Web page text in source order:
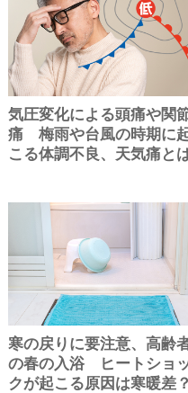
気圧変化による頭痛や関
痛 梅雨や台風の時期に
こる体調不良、天気痛と
寒の戻りに要注意、高齢
の春の入浴 ヒートショ
クが起こる原因は寒暖差？